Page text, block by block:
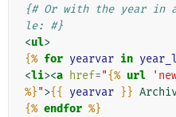
{# Or with the year in
le: #}
<ul>
{% for yearvar in
<li><a href="{% url
%}">{{ yearvar }}
{% endfor %}